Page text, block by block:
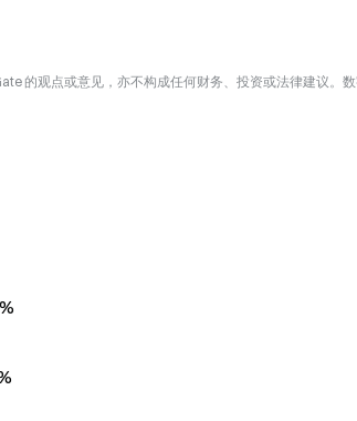
的观点或意见，亦不构成任何财务、投资或法律建议。